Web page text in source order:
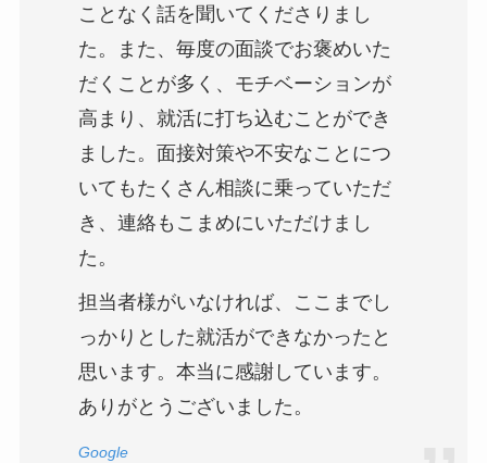
ことなく話を聞いてくださりまし
た。また、毎度の面談でお褒めいた
だくことが多く、モチベーションが
高まり、就活に打ち込むことができ
ました。面接対策や不安なことにつ
いてもたくさん相談に乗っていただ
き、連絡もこまめにいただけまし
た。
担当者様がいなければ、ここまでし
っかりとした就活ができなかったと
思います。本当に感謝しています。
ありがとうございました。
Google